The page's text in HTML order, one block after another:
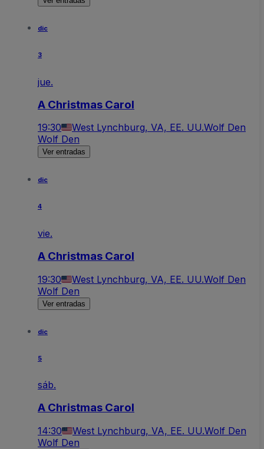
dic
3
jue.
A Christmas Carol
19:30 West Lynchburg, VA, EE. UU.Wolf Den
Wolf Den
Ver entradas
dic
4
vie.
A Christmas Carol
19:30 West Lynchburg, VA, EE. UU.Wolf Den
Wolf Den
Ver entradas
dic
5
sáb.
A Christmas Carol
14:30 West Lynchburg, VA, EE. UU.Wolf Den
Wolf Den